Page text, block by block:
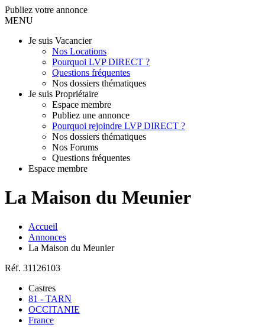
Publiez votre annonce
MENU
Je suis Vacancier
Nos Locations
Pourquoi LVP DIRECT ?
Questions fréquentes
Nos dossiers thématiques
Je suis Propriétaire
Espace membre
Publiez une annonce
Pourquoi rejoindre LVP DIRECT ?
Nos dossiers thématiques
Nos Forums
Questions fréquentes
Espace membre
La Maison du Meunier
Accueil
Annonces
La Maison du Meunier
Réf. 31126103
Castres
81 - TARN
OCCITANIE
France